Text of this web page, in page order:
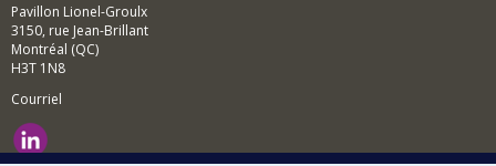
Pavillon Lionel-Groulx
3150, rue Jean-Brillant
Montréal (QC)
H3T 1N8
Courriel